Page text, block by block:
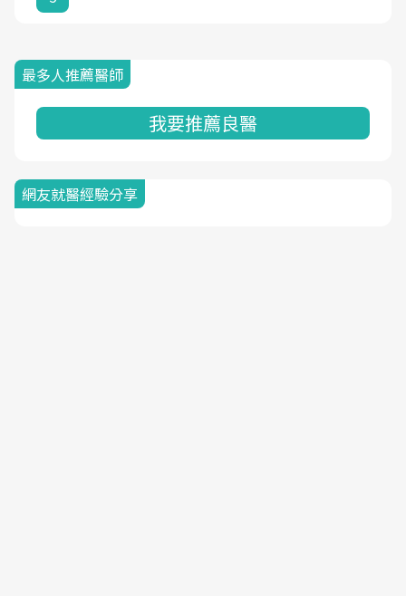
最多人推薦醫師
我要推薦良醫
網友就醫經驗分享